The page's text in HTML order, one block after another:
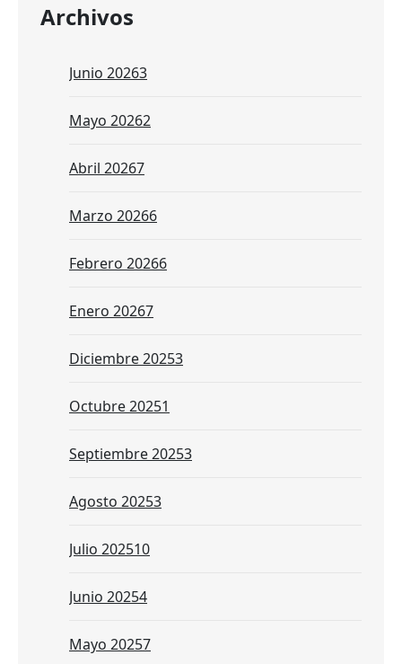
Archivos
Junio 20263
Mayo 20262
Abril 20267
Marzo 20266
Febrero 20266
Enero 20267
Diciembre 20253
Octubre 20251
Septiembre 20253
Agosto 20253
Julio 202510
Junio 20254
Mayo 20257